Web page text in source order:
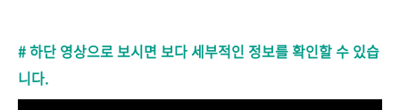
# 하단 영상으로 보시면 보다 세부적인 정보를 확인할 수 있습
니다.